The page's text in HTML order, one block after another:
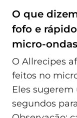
O que
fofo e
micro-ondas
O Allrecipes
feitos no
Eles
segundos